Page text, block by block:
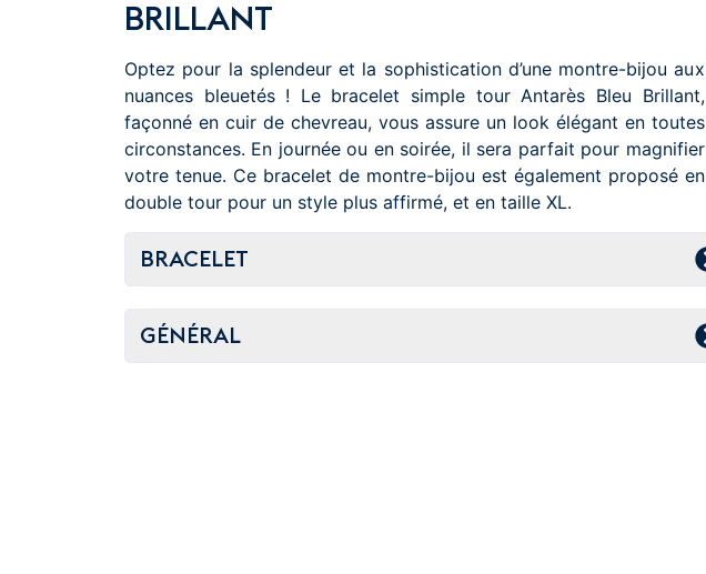
BRILLANT
Optez pour la splendeur et la sophistication d’une montre-bijou aux
nuances bleuetés ! Le bracelet simple tour Antarès Bleu Brillant,
façonné en cuir de chevreau, vous assure un look élégant en toutes
circonstances. En journée ou en soirée, il sera parfait pour magnifier
votre tenue. Ce bracelet de montre-bijou est également proposé en
double tour pour un style plus affirmé, et en taille XL.
BRACELET
GÉNÉRAL